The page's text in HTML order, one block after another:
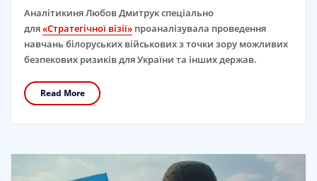
Аналітикиня Любов Дмитрук спеціально
для«Стратегічної візії»проаналізувала проведення
навчань білоруських військових з точки зору можливих
безпекових ризиків для України та інших держав.
Read More